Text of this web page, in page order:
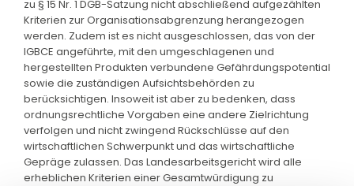
zu § 15 Nr. 1 DGB-Satzung nicht abschließend aufgezählten
Kriterien zur Organisationsabgrenzung herangezogen
werden. Zudem ist es nicht ausgeschlossen, das von der
IGBCE angeführte, mit den umgeschlagenen und
hergestellten Produkten verbundene Gefährdungspotential
sowie die zuständigen Aufsichtsbehörden zu
berücksichtigen. Insoweit ist aber zu bedenken, dass
ordnungsrechtliche Vorgaben eine andere Zielrichtung
verfolgen und nicht zwingend Rückschlüsse auf den
wirtschaftlichen Schwerpunkt und das wirtschaftliche
Gepräge zulassen. Das Landesarbeitsgericht wird alle
erheblichen Kriterien einer Gesamtwürdigung zu